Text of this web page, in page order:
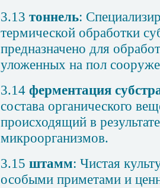
3.13 тоннель:
термической обработки
предназначено для
уложенных на пол
3.14 ферментация
состава органического
происходящий в
микроорганизмов.
3.15 штамм: Чистая
особыми приметами и